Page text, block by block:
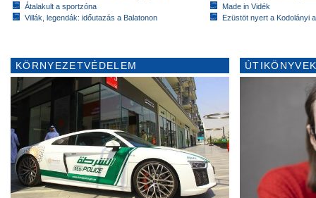
Átalakult a sportzóna
Villák, legendák: időutazás a Balatonon
Made in Vidék
Ezüstöt nyert a Kodolányi
KÖRNYEZETVÉDELEM